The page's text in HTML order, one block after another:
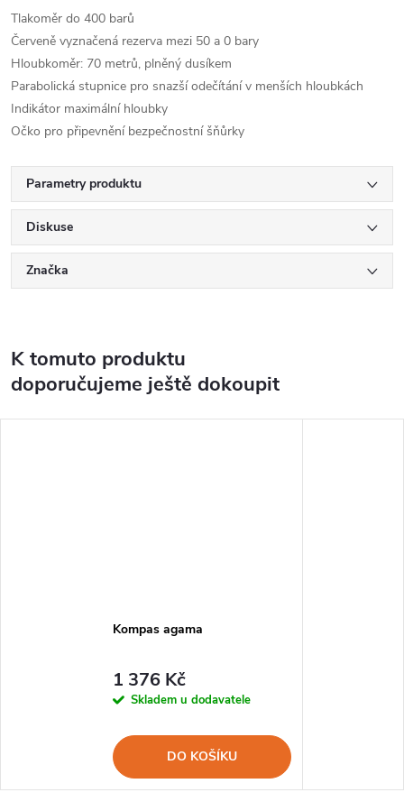
Tlakoměr do 400 barů
Červeně vyznačená rezerva mezi 50 a 0 bary
Hloubkoměr: 70 metrů, plněný dusíkem
Parabolická stupnice pro snazší odečítání v menších hloubkách
Indikátor maximální hloubky
Očko pro připevnění bezpečnostní šňůrky
Parametry produktu
Diskuse
Značka
K tomuto produktu
doporučujeme ještě dokoupit
Kompas agama
1 376 Kč
Skladem u dodavatele
DO KOŠÍKU